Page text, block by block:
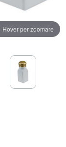
Hover per zoomare